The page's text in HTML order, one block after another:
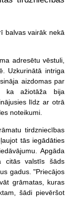
balvas vairāk nekā
adresētu vēstuli,
Uzkurinātā intriga
aizdomas par
ka ažiotāža bija
līdz ar otrā
noteikumi.
tirdzniecības
tās iegādāties
Apgāda
citās valstīs šāds
gadus. "Priecājos
grāmatas, kuras
šādi pievēršot